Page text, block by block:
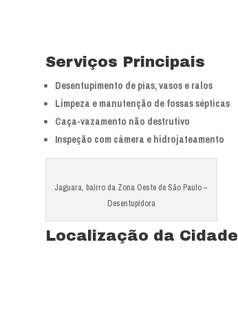
Serviços Principais
Desentupimento de pias, vasos e ralos
Limpeza e manutenção de fossas sépticas
Caça-vazamento não destrutivo
Inspeção com câmera e hidrojateamento
Jaguara, bairro da Zona Oeste de São Paulo –
Desentupidora
Localização da Cidade